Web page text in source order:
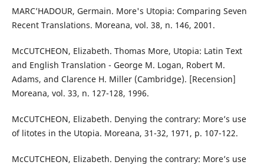
MARC’HADOUR, Germain. More's Utopia: Comparing Seven
Recent Translations. Moreana, vol. 38, n. 146, 2001.
McCUTCHEON, Elizabeth. Thomas More, Utopia: Latin Text
and English Translation - George M. Logan, Robert M.
Adams, and Clarence H. Miller (Cambridge). [Recension]
Moreana, vol. 33, n. 127-128, 1996.
McCUTCHEON, Elizabeth. Denying the contrary: More’s use
of litotes in the Utopia. Moreana, 31-32, 1971, p. 107-122.
McCUTCHEON, Elizabeth. Denying the contrary: More’s use